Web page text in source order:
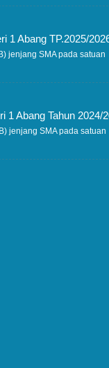
1 Abang TP.2025/
jenjang SMA pada satuan
1 Abang Tahun 2024/
jenjang SMA pada satuan